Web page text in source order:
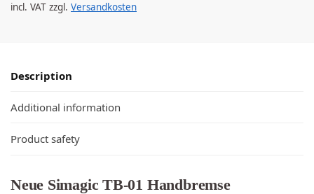
incl. VAT zzgl. Versandkosten
Description
Additional information
Product safety
Neue Simagic TB-01 Handbremse